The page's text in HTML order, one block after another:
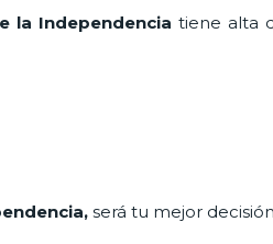
la Independencia tiene alta
será tu mejor